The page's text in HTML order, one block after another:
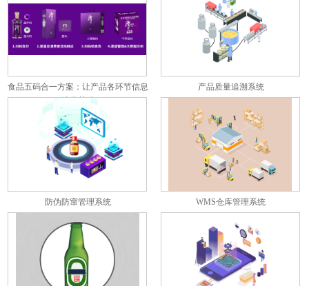
食品五码合一方案：让产品各环节信息
彼此关联
产品质量追溯系统
防伪防窜管理系统 WMS仓库管理系统